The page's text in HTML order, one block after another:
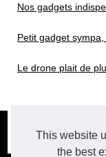
This website
the best
Nos gadgets
Petit gadget sympa,
Le drone plait de